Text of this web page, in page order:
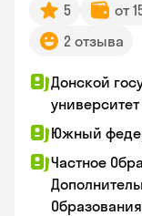
5 от
2 отзыва
Донской
университет
Южный
Частное